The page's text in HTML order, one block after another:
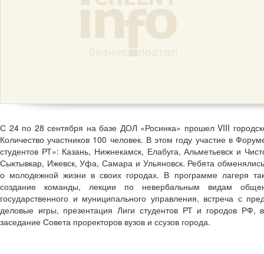
С 24 по 28 сентября на базе ДОЛ «Росинка» прошел VIII
Количество участников 100 человек. В этом году участие в
студентов РТ»: Казань, Нижнекамск, Елабуга, Альметьевск и
Сыктывкар, Ижевск, Уфа, Самара и Ульяновск. Ребята
о молодежной жизни в своих городах. В программе лагеря
создание команды, лекции по невербальным видам
государственного и муниципального управления, встреча с
деловые игры, презентация Лиги студентов РТ и городов РФ,
заседание Совета проректоров вузов и ссузов города.